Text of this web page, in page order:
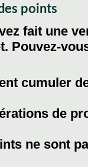
points
fait une
Pouvez-
cumuler
de
ne sont